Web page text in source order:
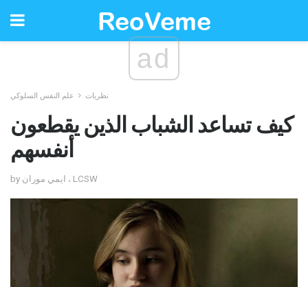
ad
نظريات علم النفس السلوكي
كيف تساعد الشباب الذين يقطعون
أنفسهم
by ايمي موران ، LCSW